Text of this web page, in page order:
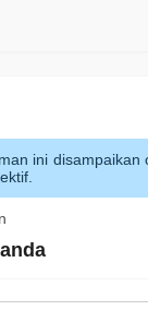
ini disampaikan